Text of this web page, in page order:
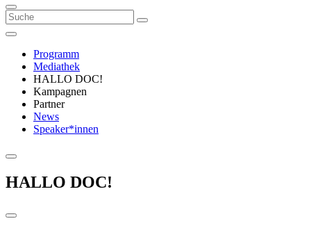
Programm
Mediathek
HALLO DOC!
Kampagnen
Partner
News
Speaker*innen
HALLO DOC!